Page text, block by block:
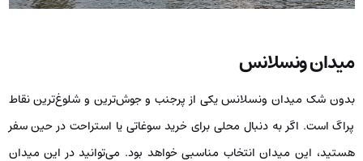
میدان ونسلانس
بدون شک میدان ونسلانس یکی از پرجنب و جوش‌ترین و شلوغ‌ترین نقاط
پراگ است. اگر به دنبال محلی برای خرید سوغاتی یا استراحت در حین سفر
هستید، این میدان انتخاب مناسبی خواهد بود. می‌توانید در این میدان